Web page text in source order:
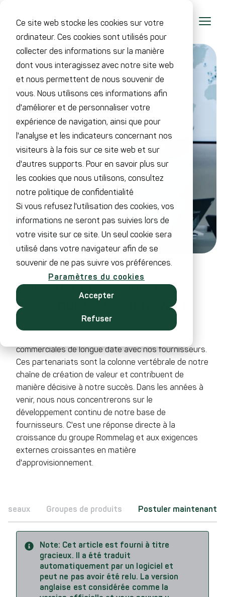
Ce site web stocke les cookies sur votre
ordinateur. Ces cookies sont utilisés pour
collecter des informations sur la manière
dont vous interagissez avec notre site web
et nous permettent de nous souvenir de
vous. Nous utilisons ces informations afin
d'améliorer et de personnaliser votre
expérience de navigation, ainsi que pour
l'analyse et les indicateurs concernant nos
visiteurs à la fois sur ce site web et sur
d'autres supports. Pour en savoir plus sur
les cookies que nous utilisons, consultez
notre politique de confidentialité
Si vous refusez l'utilisation des cookies, vos
informations ne seront pas suivies lors de
votre visite sur ce site. Un seul cookie sera
utilisé dans votre navigateur afin de se
souvenir de ne pas suivre vos préférences.
Paramètres du cookies
Accepter
Refuser
Notre démarche vers un
achat
durable et innovant
commerciales de longue date avec nos fournisseurs.
Ces partenariats sont la colonne vertébrale de notre
chaîne de création de valeur et contribuent de
manière décisive à notre succès. Dans les années à
venir, nous nous concentrerons sur le
développement continu de notre base de
fournisseurs. C'est une réponse directe à la
croissance du groupe Rommelag et aux exigences
externes croissantes en matière
d'approvisionnement.
Groupes de produits Postuler maintenant
Note: Cet article est fourni à titre
gracieux. Il a été traduit
automatiquement par un logiciel et
peut ne pas avoir été relu. La version
anglaise est considérée comme la